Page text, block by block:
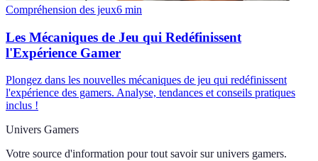
Compréhension des jeux6 min
Les Mécaniques de Jeu qui Redéfinissent
l'Expérience Gamer
Plongez dans les nouvelles mécaniques de jeu qui redéfinissent
l'expérience des gamers. Analyse, tendances et conseils pratiques
inclus !
Univers Gamers
Votre source d'information pour tout savoir sur univers gamers.